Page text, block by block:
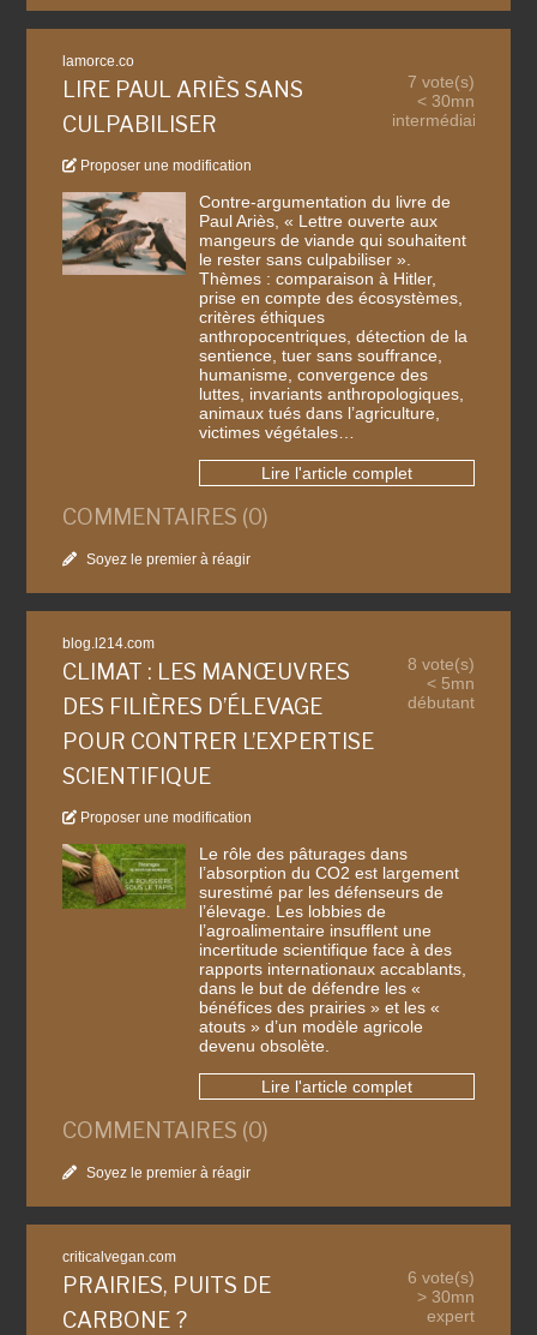
lamorce.co
LIRE PAUL ARIÈS SANS
CULPABILISER
Proposer une modification
7 vote(s)
< 30mn
intermédiaire
Contre-argumentation du livre de
Paul Ariès, « Lettre ouverte aux
mangeurs de viande qui souhaitent
le rester sans culpabiliser ».
Thèmes : comparaison à Hitler,
prise en compte des écosystèmes,
critères éthiques
anthropocentriques, détection de la
sentience, tuer sans souffrance,
humanisme, convergence des
luttes, invariants anthropologiques,
animaux tués dans l’agriculture,
victimes végétales…
Lire l'article complet
COMMENTAIRES (0)
Soyez le premier à réagir
blog.l214.com
CLIMAT : LES MANŒUVRES
DES FILIÈRES D’ÉLEVAGE
POUR CONTRER L’EXPERTISE
SCIENTIFIQUE
Proposer une modification
8 vote(s)
< 5mn
débutant
Le rôle des pâturages dans
l’absorption du CO2 est largement
surestimé par les défenseurs de
l’élevage. Les lobbies de
l’agroalimentaire insufflent une
incertitude scientifique face à des
rapports internationaux accablants,
dans le but de défendre les «
bénéfices des prairies » et les «
atouts » d’un modèle agricole
devenu obsolète.
Lire l'article complet
COMMENTAIRES (0)
Soyez le premier à réagir
criticalvegan.com
PRAIRIES, PUITS DE
CARBONE ?
6 vote(s)
> 30mn
expert